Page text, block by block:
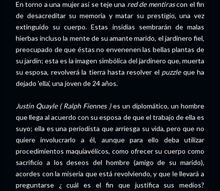
En torno a una mujer así se teje una red de mentirascon el fin
de desacreditar su memoria y matar su prestigio, una vez
extinguido su cuerpo. Estas insidias sembrarán de malas
hierbas incluso la mente de su amante marido, el jardinero fiel,
preocupado de que éstas no envenenen las bellas plantas de
su jardín; esta es la imagen simbólica del jardinero que, muerta
su esposa, revolverá la tierra hasta resolver el puzzleque ha
dejado 'ella', una joven de 24 años.
Justin Quayle ( Ralph Fiennes )es un diplomático, un hombre
que llega al acuerdo con su esposa de que el trabajo de ella es
suyo; ella es una periodista que arriesga su vida, pero que no
quiere involucrarlo a él, aunque para ello deba utilizar
procedimientos maquiavélicos, como ofrecer su cuerpo como
sacrificio a los deseos del hombre (amigo de su marido),
acordes con la miseria que está revolviendo, y que le llevará a
preguntarse ¿ cuál es el fin que justifica sus medios?